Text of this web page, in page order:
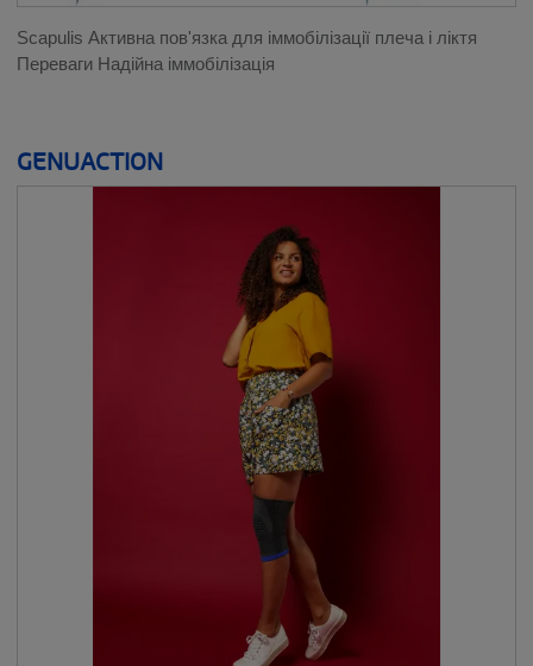
Scapulis Активна пов'язка для іммобілізації плеча і ліктя
Переваги Надійна іммобілізація
GENUACTION